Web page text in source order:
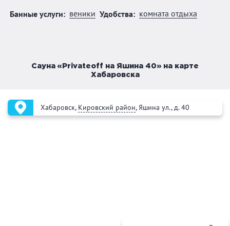
Банные услуги: веники Удобства: комната отдыха
Сауна «Privateoff на Яшина 40» на карте
Хабаровска
Хабаровск, Кировский район, Яшина ул., д. 40